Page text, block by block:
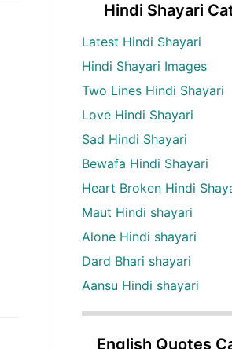
Hindi Shayari
Latest Hindi Shayari
Hindi Shayari Images
Two Lines Hindi Shayari
Love Hindi Shayari
Sad Hindi Shayari
Bewafa Hindi Shayari
Heart Broken Hindi
Maut Hindi shayari
Alone Hindi shayari
Dard Bhari shayari
Aansu Hindi shayari
English Quotes